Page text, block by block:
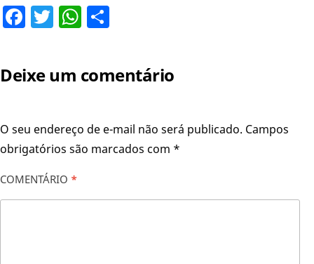
Facebook
TwitterWhatsApp
Deixe um comentário
O seu endereço de e-mail não será publicado. Campos
obrigatórios são marcados com *
COMENTÁRIO *